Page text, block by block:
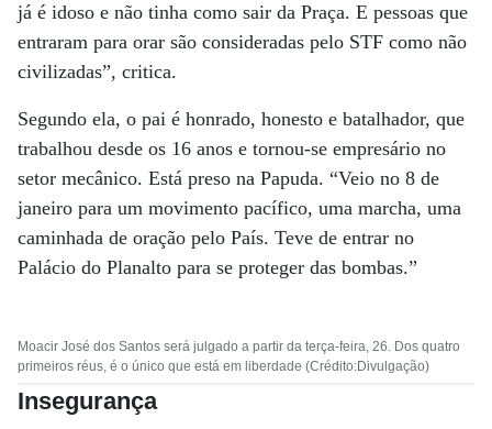
já é idoso e não tinha como sair da Praça. E pessoas que
entraram para orar são consideradas pelo STF como não
civilizadas”, critica.
Segundo ela, o pai é honrado, honesto e batalhador, que
trabalhou desde os 16 anos e tornou-se empresário no
setor mecânico. Está preso na Papuda. “Veio no 8 de
janeiro para um movimento pacífico, uma marcha, uma
caminhada de oração pelo País. Teve de entrar no
Palácio do Planalto para se proteger das bombas.”
Moacir José dos Santos será julgado a partir da terça-feira, 26. Dos quatro
primeiros réus, é o único que está em liberdade (Crédito:Divulgação)
Insegurança